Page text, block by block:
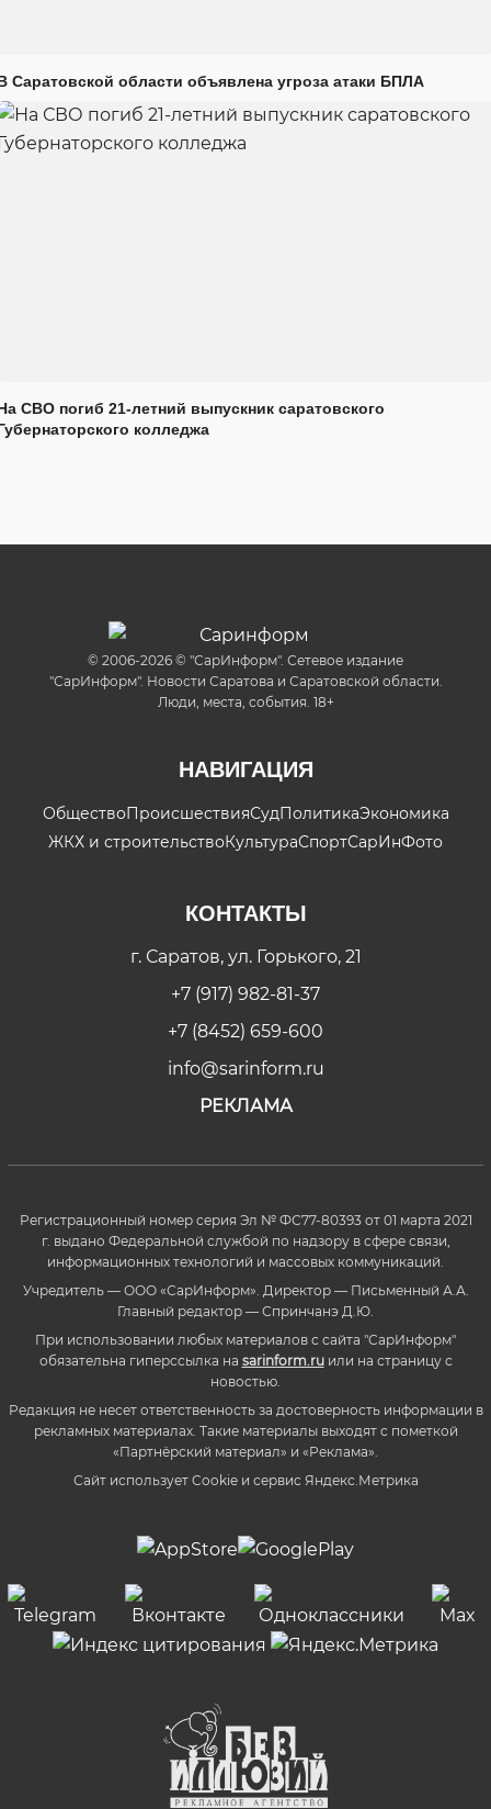
Саратовской области объявлена угроза атаки БПЛА
СВО погиб 21-летний выпускник саратовского
колледжа
© 2006-2026 © "СарИнформ". Сетевое издание
"СарИнформ". Новости Саратова и Саратовской области.
Люди, места, события. 18+
НАВИГАЦИЯ
ОбществоПроисшествияСудПолитикаЭкономика
ЖКХ и строительствоКультураСпортСарИнФото
КОНТАКТЫ
г. Саратов, ул. Горького, 21
+7 (917) 982-81-37
+7 (8452) 659-600
info@sarinform.ru
РЕКЛАМА
Регистрационный номер серия Эл № ФС77-80393 от 01 марта 2021
г. выдано Федеральной службой по надзору в сфере связи,
информационных технологий и массовых коммуникаций.
Учредитель — ООО «СарИнформ». Директор — Письменный А.А.
Главный редактор — Спринчанэ Д.Ю.
При использовании любых материалов с сайта "СарИнформ"
обязательна гиперссылка на sarinform.ruили на страницу с
новостью.
Редакция не несет ответственность за достоверность информации в
рекламных материалах. Такие материалы выходят с пометкой
«Партнёрский материал» и «Реклама».
Сайт использует Cookie и сервиc Яндекс.Метрика